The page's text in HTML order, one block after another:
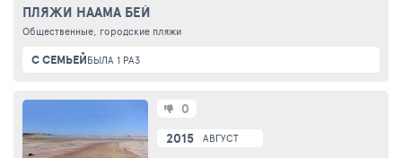
ПЛЯЖИ НААМА БЕЙ
Общественные, городские пляжи
С СЕМЬЕЙБЫЛА 1 РАЗ
2015 АВГУСТ
0